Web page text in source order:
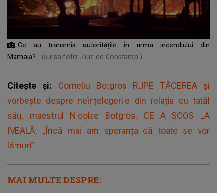
Ce au transmis autoritățile în urma incendiului din
Mamaia?
(sursa foto: Ziua de Constanța )
Citește și: Corneliu Botgros RUPE TĂCEREA și
vorbește despre neînțelegerile din relația cu tatăl
său, maestrul Nicolae Botgros. CE A SCOS LA
IVEALĂ: „Încă mai am speranța că toate se vor
lămuri”
MAI MULTE DESPRE: